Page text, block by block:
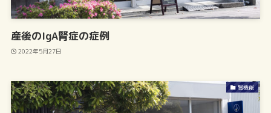
産後のIgA腎症の症例
2022年5月27日
腎機能